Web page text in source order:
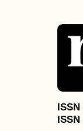
ISSN
ISSN